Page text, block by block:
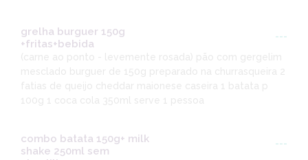
grelha burguer 150g
+fritas+bebida
---
(carne ao ponto - levemente rosada) pão com gergelim
mesclado burguer de 150g preparado na churrasqueira 2
fatias de queijo cheddar maionese caseira 1 batata p
100g 1 coca cola 350ml serve 1 pessoa
combo batata 150g+ milk
shake 250ml sem
---